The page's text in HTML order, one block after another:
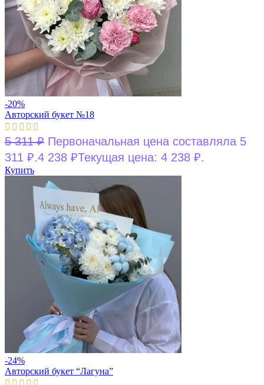
-20%
Авторский букет №18
5 311₽ Первоначальная цена составляла 5
311 ₽.4 238 ₽Текущая цена: 4 238 ₽.
Купить
-24%
Авторский букет “Лагуна”